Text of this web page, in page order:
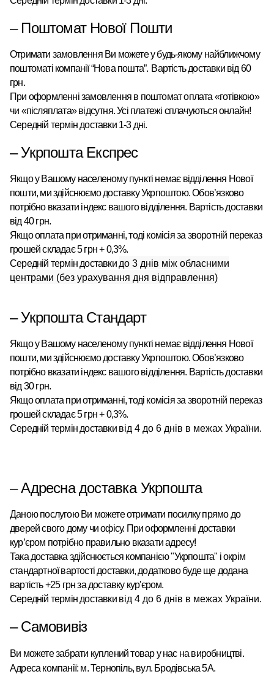
– Поштомат Нової Пошти
Отримати замовлення Ви можете у будь-якому найближчому
поштоматікомпанії “Нова пошта”. Вартість доставки від 60
грн.
При оформленні замовлення в поштомат оплата «готівкою»
чи «післяплата» відсутня. Усі платежі сплачуються онлайн!
Середній термін доставки 1-3 дні.
– Укрпошта Експрес
Якщо у Вашому населеному пункті немає відділення Нової
пошти, ми здійснюємо доставку Укрпоштою.Обов’язково
потрібно вказати індекс вашого відділення. Вартість доставки
від 40 грн.
Якщо оплата при отриманні, тоді комісія за зворотній переказ
грошей складає 5 грн + 0,3%.
Середній термін доставки до 3 днів між обласними
центрами (без урахування дня відправлення)
– Укрпошта Стандарт
Якщо у Вашому населеному пункті немає відділення Нової
пошти, ми здійснюємо доставку Укрпоштою.Обов’язково
потрібно вказати індекс вашого відділення. Вартість доставки
від 30 грн.
Якщо оплата при отриманні, тоді комісія за зворотній переказ
грошей складає 5 грн + 0,3%.
Середній термін доставки від 4 до 6 днів в межах України.
– Адресна доставка Укрпошта
Даною послугою Ви можете отримати посилку прямо до
дверей свого дому чи офісу. При оформленні доставки
кур’єром потрібно правильно вказати адресу!
Така доставка здійснюється компанією "Укрпошта" і окрім
стандартної вартості доставки, додатково буде ще додана
вартість +25 грн за доставку кур'єром.
Середній термін доставки від 4 до 6 днів в межах України.
– Самовивіз
Ви можете забрати куплений товар у нас на виробництві.
Адреса компанії: м. Тернопіль, вул. Бродівська 5А.